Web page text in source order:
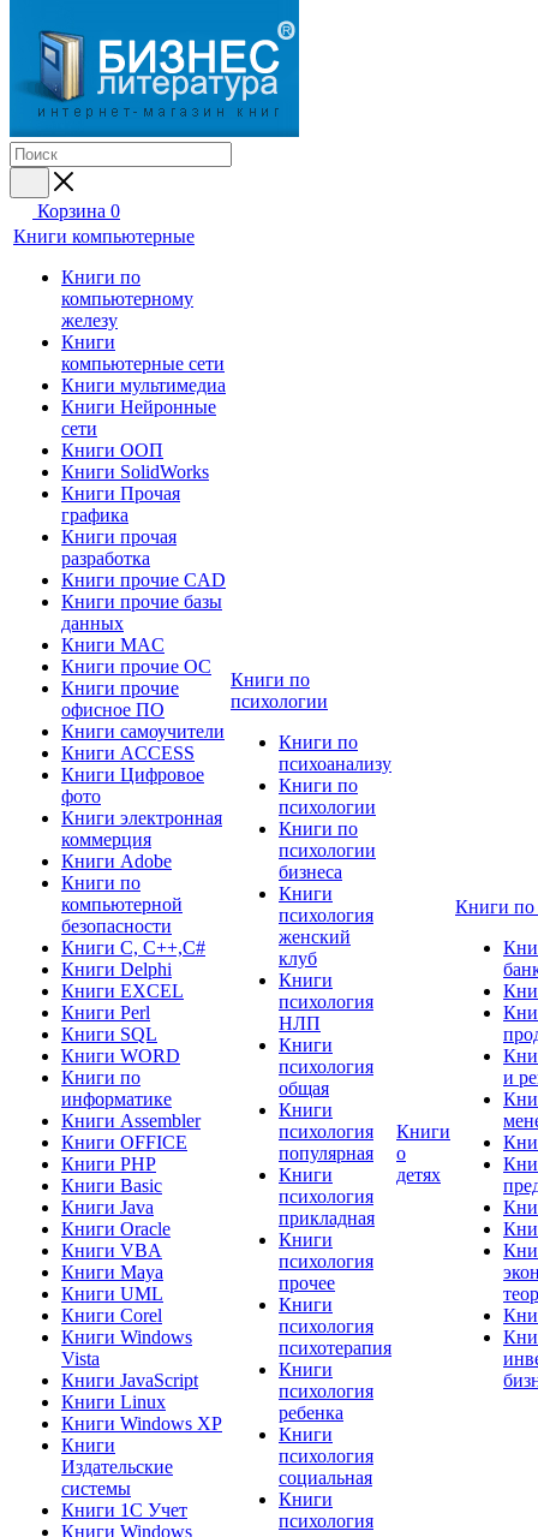
Корзина 0
Книги компьютерные
Книги по
компьютерному
железу
Книги
компьютерные сети
Книги мультимедиа
Книги Нейронные
сети
Книги ООП
Книги SolidWorks
Книги Прочая
графика
Книги прочая
разработка
Книги прочие CAD
Книги прочие базы
данных
Книги MAC
Книги прочие ОС
Книги прочие
офисное ПО
Книги самоучители
Книги ACCESS
Книги Цифровое
фото
Книги электронная
коммерция
Книги Adobe
Книги по
компьютерной
безопасности
Книги C, C++,С#
Книги Delphi
Книги EXCEL
Книги Perl
Книги SQL
Книги WORD
Книги по
информатике
Книги Assembler
Книги OFFICE
Книги PHP
Книги Basic
Книги Java
Книги Oracle
Книги VBA
Книги Maya
Книги UML
Книги Corel
Книги Windows
Vista
Книги JavaScript
Книги Linux
Книги Windows XP
Книги
Издательские
системы
Книги 1C Учет
Книги Windows
Книги по
психологии
Книги по
психоанализу
Книги по
психологии
Книги по
психологии
бизнеса
Книги
психология
женский
клуб
Книги
психология
НЛП
Книги
психология
общая
Книги
психология
популярная
Книги
психология
прикладная
Книги
психология
прочее
Книги
психология
психотерапия
Книги
психология
ребенка
Книги
психология
социальная
Книги
психология
Книги
о
детях
Книги по
и